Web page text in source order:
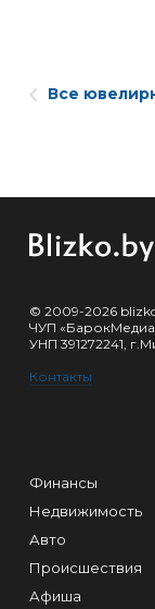
Все
© 2009-2026
ЧУП
УНП 391272241,
Контакты
Финансы
Недвижимость
Авто
Происшествия
Афиша